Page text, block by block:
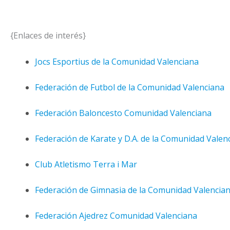
{Enlaces de interés}
Jocs Esportius de la Comunidad Valenciana
Federación de Futbol de la Comunidad Valenciana
Federación Baloncesto Comunidad Valenciana
Federación de Karate y D.A. de la Comunidad
Club Atletismo Terra i Mar
Federación de Gimnasia de la Comunidad
Federación Ajedrez Comunidad Valenciana